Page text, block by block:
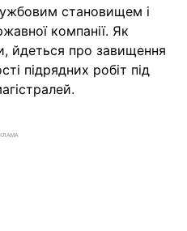
становищем і
компанії. Як
йдеться про завищення
підрядних робіт під